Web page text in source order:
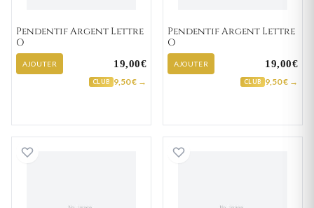
Pendentif Argent Lettre
O
AJOUTER 19,00€
CLUB 9,50 € →
Pendentif Argent Lettre
O
AJOUTER 19,00€
CLUB 9,50 € →
Pendentif Or Lettre O